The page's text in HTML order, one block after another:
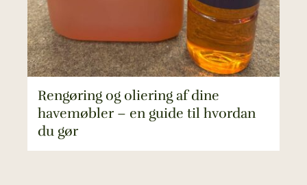
Rengøring og oliering af dine
havemøbler – en guide til hvordan
du gør